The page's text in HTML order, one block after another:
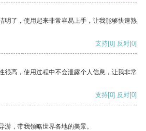
明了，使用起来非常容易上手，让我能够快速熟
支持[0] 反对[0]
很高，使用过程中不会泄露个人信息，让我非常
支持[0] 反对[0]
游，带我领略世界各地的美景。